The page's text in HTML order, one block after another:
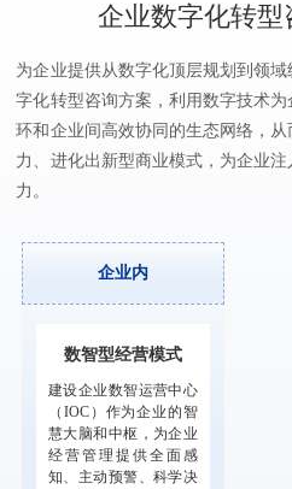
企业数字化转型
为企业提供从数字化顶层规划到领
字化转型咨询方案，利用数字技术
环和企业间高效协同的生态网络，
力、进化出新型商业模式，为企业
力。
企业内
数智型经营模式
建设企业数智运营中心
（IOC）作为企业的智
慧大脑和中枢，为企业
经营管理提供全面感
知、主动预警、科学决